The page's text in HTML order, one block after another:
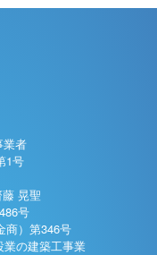
業者
1号
晃聖
号
商）第346号
の建築工事業